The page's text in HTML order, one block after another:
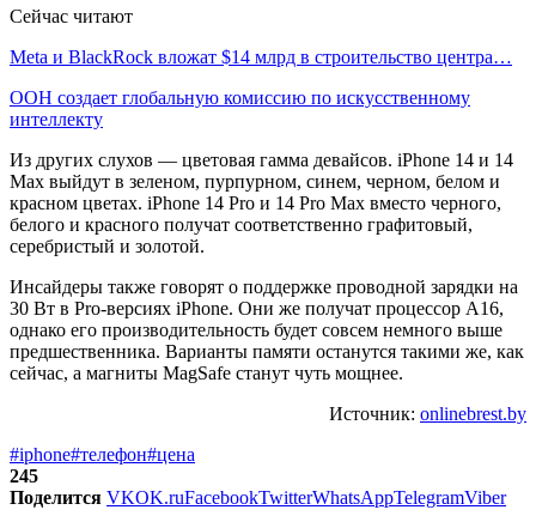
Сейчас читают
Meta и BlackRock вложат $14 млрд в строительство центра…
ООН создает глобальную комиссию по искусственному
интеллекту
Из других слухов — цветовая гамма девайсов. iPhone 14 и 14
Max выйдут в зеленом, пурпурном, синем, черном, белом и
красном цветах. iPhone 14 Pro и 14 Pro Max вместо черного,
белого и красного получат соответственно графитовый,
серебристый и золотой.
Инсайдеры также говорят о поддержке проводной зарядки на
30 Вт в Pro-версиях iPhone. Они же получат процессор A16,
однако его производительность будет совсем немного выше
предшественника. Варианты памяти останутся такими же, как
сейчас, а магниты MagSafe станут чуть мощнее.
Источник: onlinebrest.by
#iphone#телефон#цена
245
Поделится VKOK.ruFacebookTwitterWhatsAppTelegramViber